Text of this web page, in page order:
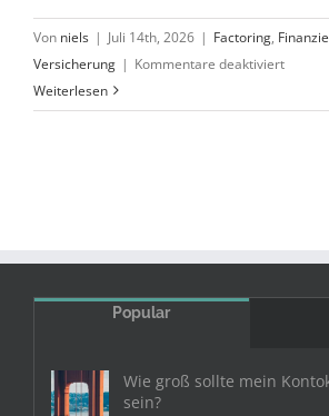
Von niels | Juli 14th, 2026 | Factoring,
Versicherung | Kommentare deaktiviertfür
für
Weiterlesen
Popular
Wie groß sollte mein
sein?